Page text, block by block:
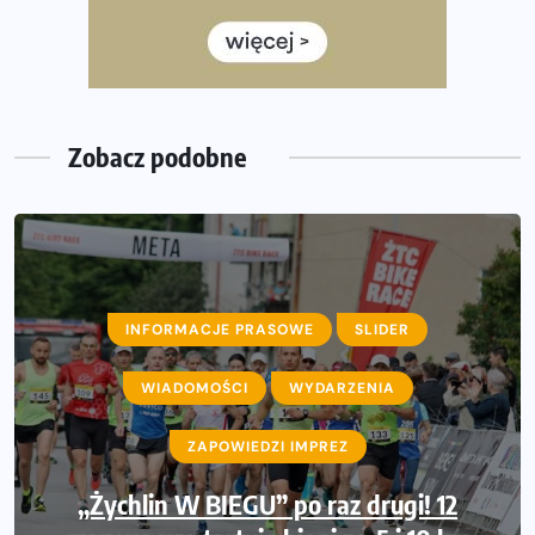
Już w tę sobotę 35. Bieg Powstania Warszawskiego.
Wystartuje rekordowa liczba uczestników
Zobacz podobne
INFORMACJE PRASOWE SLIDER
WIADOMOŚCI WYDARZENIA
ZAPOWIEDZI IMPREZ
„Żychlin W BIEGU” po raz drugi! 12
AKTUALNOŚCI INFORMACJE PRASOWE
WIADOMOŚCI WYDARZENIA
Międzynarodowe gwiazdy lekkiej atletyki